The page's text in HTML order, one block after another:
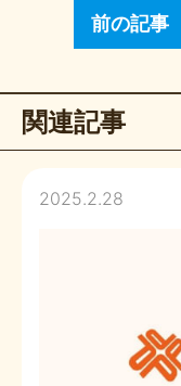
前の記事
関連記事
2025.2.28